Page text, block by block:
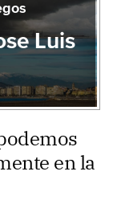
Luis
en la